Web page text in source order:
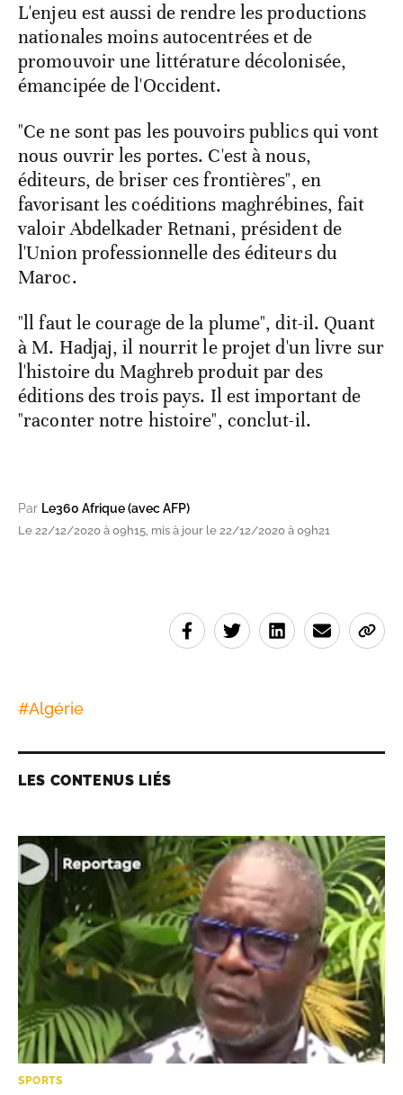
L'enjeu est aussi de rendre les productions
nationales moins autocentrées et de
promouvoir une littérature décolonisée,
émancipée de l'Occident.
"Ce ne sont pas les pouvoirs publics qui vont
nous ouvrir les portes. C'est à nous,
éditeurs, de briser ces frontières", en
favorisant les coéditions maghrébines, fait
valoir Abdelkader Retnani, président de
l'Union professionnelle des éditeurs du
Maroc.
"ll faut le courage de la plume", dit-il. Quant
à M. Hadjaj, il nourrit le projet d'un livre sur
l'histoire du Maghreb produit par des
éditions des trois pays. Il est important de
"raconter notre histoire", conclut-il.
Par Le360 Afrique (avec AFP)
Le 22/12/2020 à 09h15, mis à jour le 22/12/2020 à 09h21
#Algérie
LES CONTENUS LIÉS
SPORTS